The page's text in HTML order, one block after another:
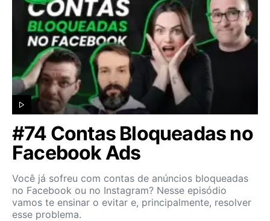
#74 Contas Bloqueadas no
Facebook Ads
Você já sofreu com contas de anúncios bloqueadas
no Facebook ou no Instagram? Nesse episódio
vamos te ensinar o evitar e, principalmente, resolver
esse problema.